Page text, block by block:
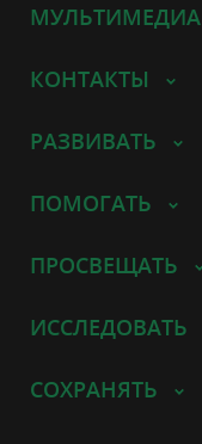
МУЛЬТИМЕДИА
КОНТАКТЫ
РАЗВИВАТЬ
ПОМОГАТЬ
ПРОСВЕЩАТЬ
ИССЛЕДОВАТЬ
СОХРАНЯТЬ